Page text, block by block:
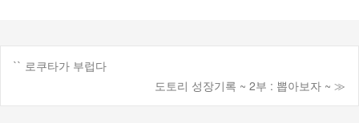
게
`` 로쿠타가 부럽다
도토리 성장기록 ~ 2부 : 뽑아보자 ~ ≫